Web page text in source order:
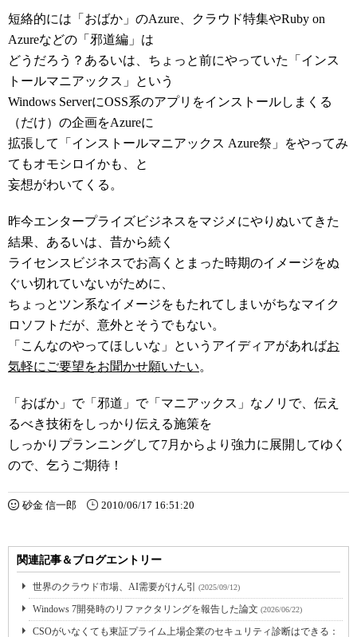
短絡的には「おばか」のAzure、クラウド特集やRuby on
Azureなどの「邪道編」は
どうだろう？あるいは、ちょっと前にやっていた「インス
トールマニアックス」という
Windows ServerにOSS系のアプリをインストールしまくる
（だけ）の企画をAzureに
拡張して「インストールマニアックス Azure祭」をやってみ
てもオモシロイかも、と
妄想がわいてくる。
昨今エンタープライズビジネスをマジメにやりぬいてきた
結果、あるいは、昔から続く
ライセンスビジネスでお高くとまった時期のイメージをぬ
ぐい切れていないがために、
ちょっとツン系なイメージをもたれてしまいがちなマイク
ロソフトだが、意外とそうでもない。
「こんなのやってほしいな」というアイディアがあればお
気軽に ご要望をお聞かせ願いたい。
「おばか」で「邪道」で「マニアックス」なノリで、伝え
るべき技術をしっかり伝える施策を
しっかりプランニングして7月からより強力に展開してゆく
ので、乞うご期待！
砂金 信一郎 2010/06/17 16:51:20
関連記事＆ブログエントリー
世界のクラウド市場、AI需要がけん引 (2025/09/12)
Windows 7開発時のリファクタリングを報告した論文 (2026/06/22)
CSOがいなくても東証プライム上場企業のセキュリティ診断はできる：